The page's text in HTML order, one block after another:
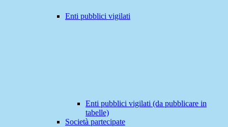
Enti pubblici vigilati
Enti pubblici vigilati (da pubblicare in
tabelle)
Società partecipate